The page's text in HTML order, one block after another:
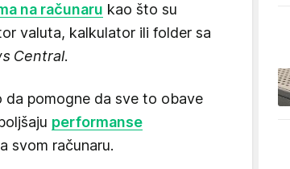
na računaru kao što su
valuta, kalkulator ili folder sa
Central.
da pomogne da sve to obave
performanse
svom računaru.